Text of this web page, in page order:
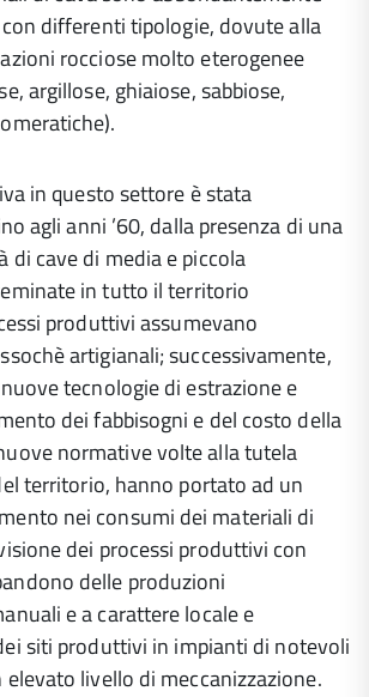
differenti tipologie, dovute alla
rocciose molto eterogenee
argillose, ghiaiose, sabbiose,
in questo settore è stata
agli anni ’60, dalla presenza di una
di cave di media e piccola
in tutto il territorio
produttivi assumevano
artigianali; successivamente,
tecnologie di estrazione e
dei fabbisogni e del costo della
normative volte alla tutela
territorio, hanno portato ad un
nei consumi dei materiali di
dei processi produttivi con
delle produzioni
e a carattere locale e
siti produttivi in impianti di notevoli
livello di meccanizzazione.